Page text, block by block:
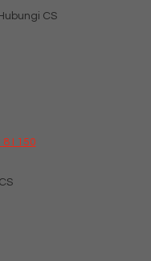
CS
I 150